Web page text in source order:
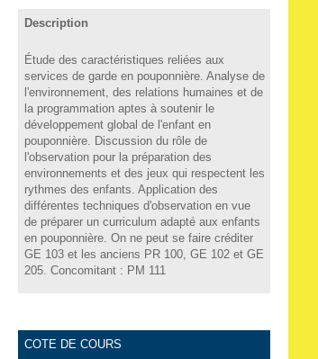
Description
Étude des caractéristiques reliées aux
services de garde en pouponnière. Analyse de
l'environnement, des relations humaines et de
la programmation aptes à soutenir le
développement global de l'enfant en
pouponnière. Discussion du rôle de
l'observation pour la préparation des
environnements et des jeux qui respectent les
rythmes des enfants. Application des
différentes techniques d'observation en vue
de préparer un curriculum adapté aux enfants
en pouponnière. On ne peut se faire créditer
GE 103 et les anciens PR 100, GE 102 et GE
205. Concomitant : PM 111
COTE DE COURS